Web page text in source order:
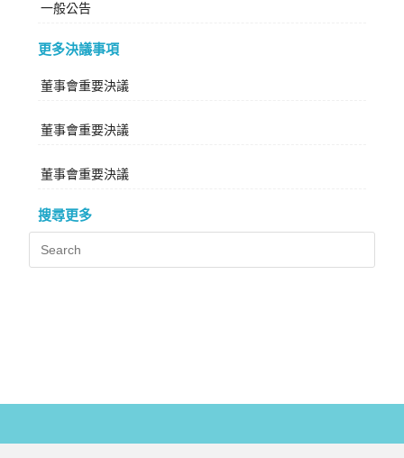
一般公告
更多決議事項
董事會重要決議
董事會重要決議
董事會重要決議
搜尋更多